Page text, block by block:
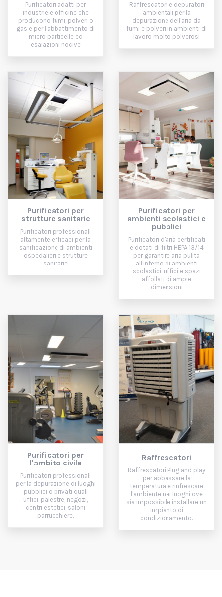
Purificatori adatti per
industrie e officine che
producono fumi, polveri o
gas e per l'abbattimento di
micro particelle ed
esalazioni nocive
Raffrescatori e depuratori
ambientali per la
depurazione dell'aria da
fumi e polveri in ambienti di
lavoro molto polverosi
Purificatori per
strutture sanitarie
Purificatori professionali
altamente efficaci per la
sanificazione di ambienti
ospedalieri e strutture
sanitarie
Purificatori per
ambienti scolastici e
pubblici
Purificatori d'aria certificati
e dotati di filtri HEPA 13/14
per garantire aria pulita
all'interno di ambienti
scolastici, uffici e spazi
affollati di ampie
dimensioni
Purificatori per
l'ambito civile
Purificatori professionali
per la depurazione di luoghi
pubblici o privati quali
uffici, palestre, negozi,
centri estetici, saloni
parrucchiere.
Raffrescatori
Raffrescatori Plug and play
per abbassare la
temperatura e rinfrescare
l'ambiente nei luoghi ove
sia impossibile installare un
impianto di
condizionamento.